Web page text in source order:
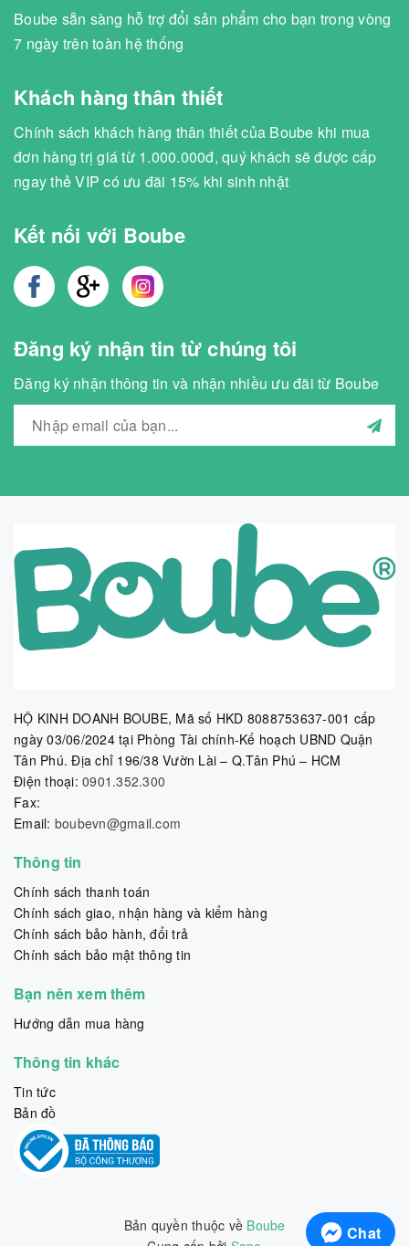
Boube sẵn sàng hỗ trợ đổi sản phẩm cho bạn trong vòng
7 ngày trên toàn hệ thống
Khách hàng thân thiết
Chính sách khách hàng thân thiết của Boube khi mua
đơn hàng trị giá từ 1.000.000đ, quý khách sẽ được cấp
ngay thẻ VIP có ưu đãi 15% khi sinh nhật
Kết nối với Boube
Đăng ký nhận tin từ chúng tôi
Đăng ký nhận thông tin và nhận nhiều ưu đãi từ Boube
HỘ KINH DOANH BOUBE, Mã số HKD 8088753637-001 cấp
ngày 03/06/2024 tại Phòng Tài chính-Kế hoạch UBND Quận
Tân Phú. Địa chỉ 196/38 Vườn Lài – Q.Tân Phú – HCM
Điện thoại: 0901.352.300
Fax:
Email: boubevn@gmail.com
Thông tin
Chính sách thanh toán
Chính sách giao, nhận hàng và kiểm hàng
Chính sách bảo hành, đổi trả
Chính sách bảo mật thông tin
Bạn nên xem thêm
Hướng dẫn mua hàng
Thông tin khác
Tin tức
Bản đồ
Bản quyền thuộc về Boube
Chat